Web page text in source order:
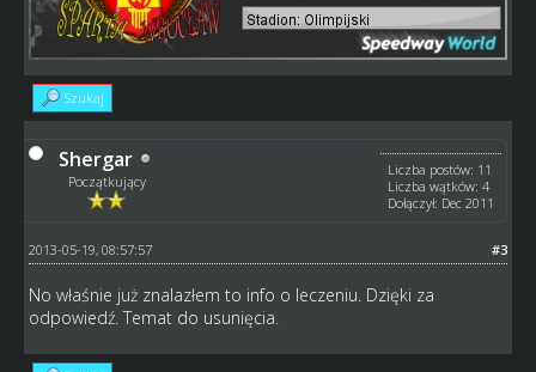
Szukaj
Shergar
Początkujący
Liczba postów: 11
Liczba wątków: 4
Dołączył: Dec 2011
#3
2013-05-19, 08:57:57
No właśnie już znalazłem to info o leczeniu. Dzięki za
odpowiedź. Temat do usunięcia.